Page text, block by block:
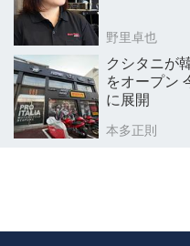
野里卓也
クシタニが
をオープン 今後“日本のパッケージ”を各国
に展開
本多正則